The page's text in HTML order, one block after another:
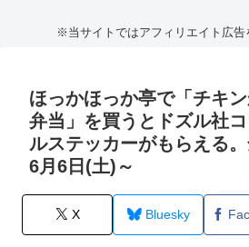
※当サイトではアフィリエイト広告
ほっかほっか亭で「チキ
弁当」を買うとドズル社
ルステッカーがもらえる
6月6日(土)～
X Bluesky